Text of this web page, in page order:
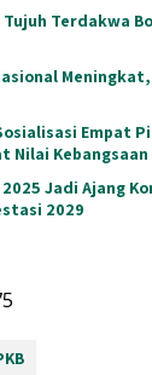
Tujuh Terdakwa
Empat
Nilai Kebangsaan
Jadi Ajang
2029